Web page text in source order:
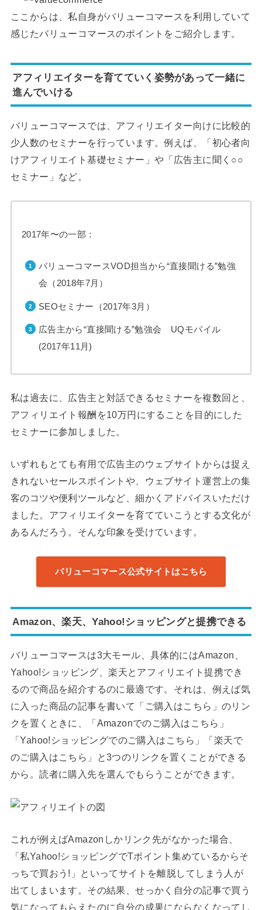
ここからは、私自身がバリューコマースを利用していて
感じたバリューコマースのポイントをご紹介します。
アフィリエイターを育てていく姿勢があって一緒に
進んでいける
バリューコマースでは、アフィリエイター向けに比較的
少人数のセミナーを行っています。例えば、「初心者向
けアフィリエイト基礎セミナー」や「広告主に聞く○○
セミナー」など。
2017年〜の一部：
バリューコマースVOD担当から“直接聞ける”勉強
会（2018年7月）
SEOセミナー（2017年3月）
広告主から“直接聞ける”勉強会 UQモバイル
(2017年11月)
私は過去に、広告主と対話できるセミナーを複数回と、
アフィリエイト報酬を10万円にすることを目的にした
セミナーに参加しました。
いずれもとても有用で広告主のウェブサイトからは捉え
きれないセールスポイントや、ウェブサイト運営上の集
客のコツや便利ツールなど、細かくアドバイスいただけ
ました。アフィリエイターを育てていこうとする文化が
あるんだろう。そんな印象を受けています。
バリューコマース公式サイトはこちら
Amazon、楽天、Yahoo!ショッピングと提携できる
バリューコマースは3大モール、具体的にはAmazon、
Yahoo!ショッピング、楽天とアフィリエイト提携でき
るので商品を紹介するのに最適です。それは、例えば気
に入った商品の記事を書いて「ご購入はこちら」のリン
クを置くときに、「Amazonでのご購入はこちら」
「Yahoo!ショッピングでのご購入はこちら」「楽天で
のご購入はこちら」と3つのリンクを置くことができる
から。読者に購入先を選んでもらうことができます。
これが例えばAmazonしかリンク先がなかった場合、
「私Yahoo!ショッピングでTポイント集めているからそ
っちで買おう!」といってサイトを離脱してしまう人が
出てしまいます。その結果、せっかく自分の記事で買う
気になってもらえたのに自分の成果にならなくなってし